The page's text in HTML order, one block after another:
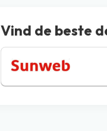
Vind de beste